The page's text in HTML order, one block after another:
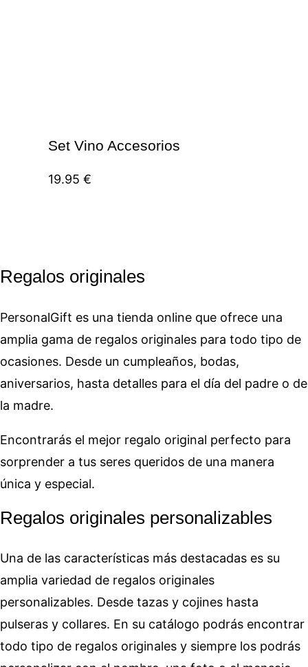
Set Vino Accesorios
19.95 €
Regalos originales
PersonalGift es una tienda online que ofrece una
amplia gama de regalos originales para todo tipo de
ocasiones. Desde un cumpleaños, bodas,
aniversarios, hasta detalles para el día del padre o de
la madre.
Encontrarás el mejor regalo original perfecto para
sorprender a tus seres queridos de una manera
única y especial.
Regalos originales personalizables
Una de las características más destacadas es su
amplia variedad de regalos originales
personalizables. Desde tazas y cojines hasta
pulseras y collares. En su catálogo podrás encontrar
todo tipo de regalos originales y siempre los podrás